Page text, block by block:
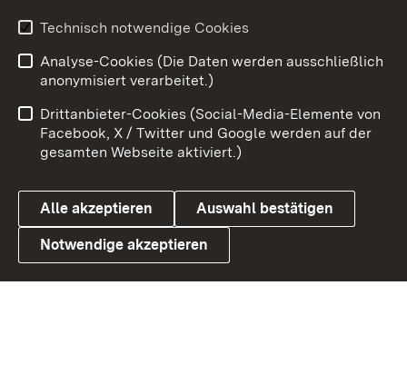
Link zum Landesportal
Impressum
Kontakt
Barrierefreiheit
Datenschutz
Cookies
Technisch notwendige Cookies
Analyse-Cookies (Die Daten werden ausschließlich
anonymisiert verarbeitet.)
Drittanbieter-Cookies (Social-Media-Elemente von
Facebook, X / Twitter und Google werden auf der
gesamten Webseite aktiviert.)
Alle akzeptieren Auswahl bestätigen
Notwendige akzeptieren